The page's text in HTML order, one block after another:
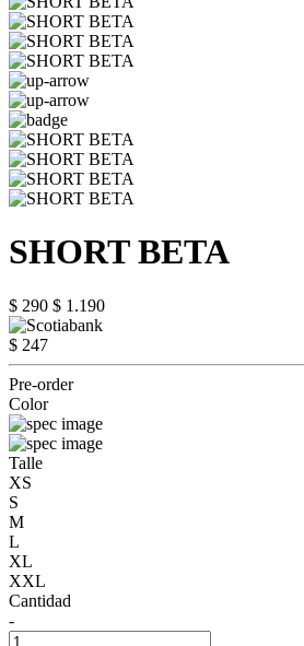
SHORT BETA
$ 290 $ 1.190
$ 247
Pre-order
Color
Talle
XS
S
M
L
XL
XXL
Cantidad
-